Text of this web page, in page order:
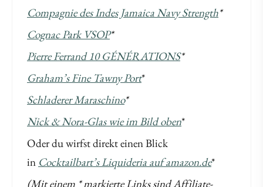
Compagnie des Indes Jamaica Navy Strength*
Cognac Park VSOP*
Pierre Ferrand 10 GÉNÉRATIONS*
Graham’s Fine Tawny Port*
Schladerer Maraschino*
Nick & Nora-Glas wie im Bild oben*
Oder du wirfst direkt einen Blick
in Cocktailbart’s Liquideria auf amazon.de*
(Mit einem * markierte Links sind Affiliate-